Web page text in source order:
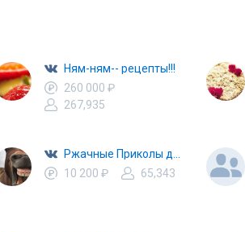
Ням-ням-- рецепты!!!
260 000 ₽
267,935
10 200 ₽
65,343